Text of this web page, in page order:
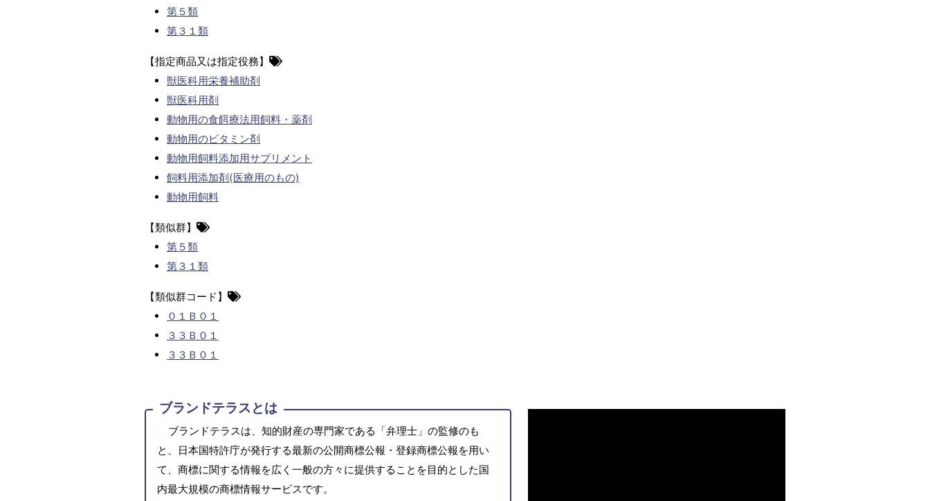
第５類
第３１類
【指定商品又は指定役務】
獣医科用栄養補助剤
獣医科用剤
動物用の食餌療法用飼料・薬剤
動物用のビタミン剤
動物用飼料添加用サプリメント
飼料用添加剤(医療用のもの)
動物用飼料
【類似群】
第５類
第３１類
【類似群コード】
０１Ｂ０１
３３Ｂ０１
３３Ｂ０１
ブランドテラスとは
ブランドテラスは、知的財産の専門家である「弁理士」の監修のも
と、日本国特許庁が発行する最新の公開商標公報・登録商標公報を用い
て、商標に関する情報を広く一般の方々に提供することを目的とした国
内最大規模の商標情報サービスです。